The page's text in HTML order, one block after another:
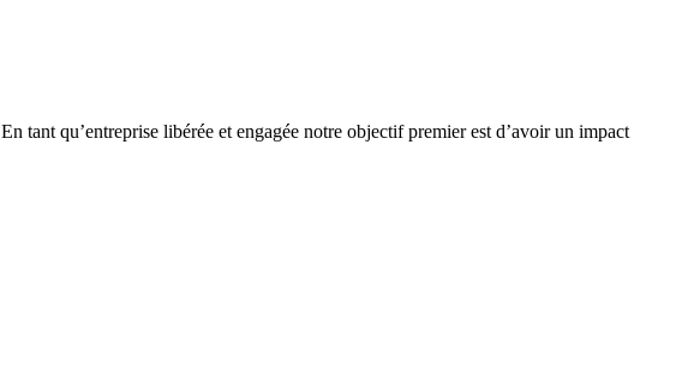
En tant qu’entreprise libérée et engagée notre objectif premier est d’avoir un impact